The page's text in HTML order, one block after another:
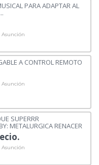
PARA ADAPTAR AL
A CONTROL REMOTO
SUPERRR
METALURGICA RENACER